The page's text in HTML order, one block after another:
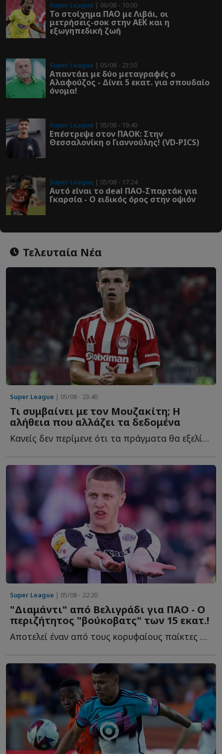
Super League | 06/08 - 10:00
Το στοίχημα ΠΑΟ με Λιβάι, οι
μετρήσεις-σοκ στην ΑΕΚ και η
εξωγηπεδική ζωή
Super League | 05/08 - 23:50
Απαντάει με δύο μεταγραφές ο
Αλαφούζος - Δίνει 5 εκατ. για σπουδαίο
όνομα!
Super League | 05/08 - 19:40
Επέστρεψε στον ΠΑOK: Στην
Θεσσαλονίκη ο Γιαννούλης! (VD-PICS)
Super League | 05/08 - 17:24
Αυτό είναι το deal ΠΑΟ-Σπαρτάκ για
Γκαρσία - Ο ειδικός όρος στην οψιόν
Τελευταία Νέα
Super League | 05/08 - 23:40
Τι συμβαίνει με τον Μουζακίτη; Η
αλήθεια που αλλάζει τα δεδομένα
Κανείς δεν περίμενε ότι τα πράγματα θα εξελίσσονταν έ...
Super League | 05/08 - 22:20
"Διαμάντι" από Βελιγράδι για ΠΑΟ - Ο
περιζήτητος "βούκοβατς" των 15 εκατ.!
Αποτελεί έναν από τους κορυφαίους παίκτες στις μετρήσεις π...